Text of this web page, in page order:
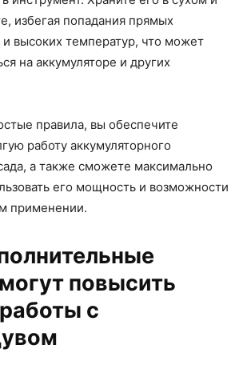
избегая попадания прямых
высоких температур, что может
на аккумуляторе и других
правила, вы обеспечите
работу аккумуляторного
а также сможете максимально
его мощность и возможности
применении.
повысить
с